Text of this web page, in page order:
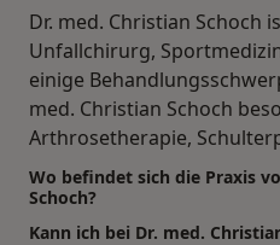
Dr. med. Christian Schoch
Unfallchirurg,
einige
med. Christian Schoch
Arthrosetherapie,
Wo befindet sich die Praxis
Schoch?
Kann ich bei Dr. med.